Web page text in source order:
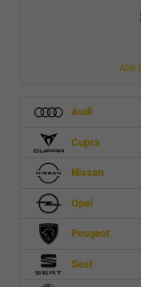
Alle
Audi
Cupra
Nissan
Opel
Peugeot
Seat